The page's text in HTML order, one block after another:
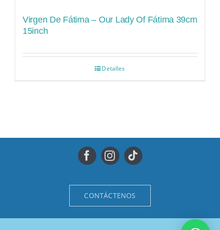
Virgen De Fátima – Our Lady Of Fátima 39cm
15inch
Detalles
CONTÁCTENOS